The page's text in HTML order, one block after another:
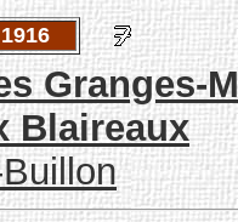
Granges-
Blaireaux